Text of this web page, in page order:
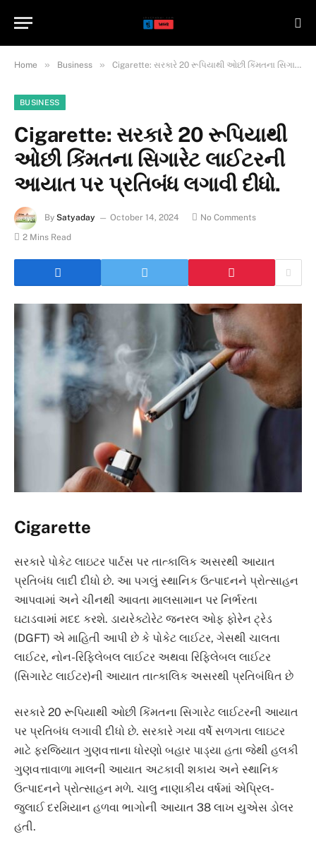
Home » Business » Cigarette: સરકારે 20 રૂપિયાથી ઓછી કિંમતના સિગારેટ લાઈટરની આયાત પર પ્રતિબંધ લગાવી દીધો.
BUSINESS
Cigarette: સરકારે 20 રૂપિયાથી
ઓછી કિંમતના સિગારેટ લાઈટરની
આયાત પર પ્રતિબંધ લગાવી દીધો.
By Satyaday October 14, 2024
No Comments
2 Mins Read
Cigarette
સરકારે પોકેટ લાઇટર પાર્ટસ પર તાત્કાલિક અસરથી આયાત
પ્રતિબંધ લાદી દીધો છે. આ પગલું સ્થાનિક ઉત્પાદનને પ્રોત્સાહન
આપવામાં અને ચીનથી આવતા માલસામાન પર નિર્ભરતા
ઘટાડવામાં મદદ કરશે. ડાયરેક્ટોરેટ જનરલ ઓફ ફોરેન ટ્રેડ
(DGFT) એ માહિતી આપી છે કે પોકેટ લાઈટર, ગેસથી ચાલતા
લાઈટર, નોન-રિફિલેબલ લાઈટર અથવા રિફિલેબલ લાઈટર
(સિગારેટ લાઈટર)ની આયાત તાત્કાલિક અસરથી પ્રતિબંધિત છે
સરકારે 20 રૂપિયાથી ઓછી કિંમતના સિગારેટ લાઈટરની આયાત
પર પ્રતિબંધ લગાવી દીધો છે. સરકારે ગયા વર્ષે સળગતા લાઇટર
માટે ફરજિયાત ગુણવત્તાના ધોરણો બહાર પાડ્યા હતા જેથી હલકી
ગુણવત્તાવાળા માલની આયાત અટકાવી શકાય અને સ્થાનિક
ઉત્પાદનને પ્રોત્સાહન મળે. ચાલુ નાણાકીય વર્ષમાં એપ્રિલ-
જુલાઈ દરમિયાન હળવા ભાગોની આયાત 38 લાખ યુએસ ડોલર
હતી.